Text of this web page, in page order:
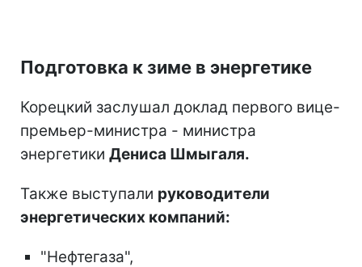
Подготовка к зиме в энергетике
Корецкий заслушал доклад первого вице-
премьер-министра - министра
энергетики Дениса Шмыгаля.
Также выступали руководители
энергетических компаний:
"Нефтегаза",